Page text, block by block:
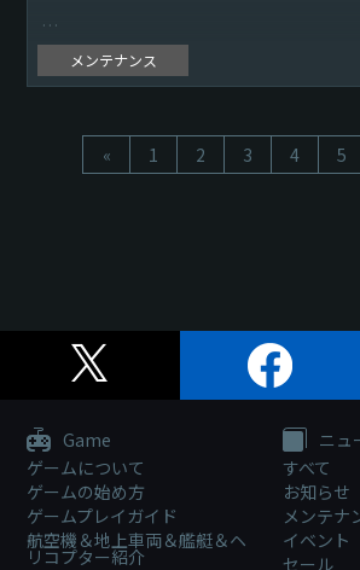
10月29日18：00（JST）に実施しており
が完了いたしました。 メンテナンスにご
『War T...
メンテナンス
« 1 2 3 4 5
Game
ゲームについて
ゲームの始め方
ゲームプレイガイド
航空機＆地上車両＆艦艇＆ヘ
リコプター紹介
ニュ
すべて
お知らせ
メンテナ
イベント
セール